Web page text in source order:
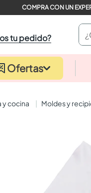
tu pedido?
Ofertas
y cocina moldes y